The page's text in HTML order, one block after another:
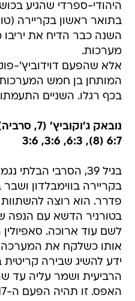
היהודי-ספרדי שהגיע
בתואר ראשון בקריירה
השנה כבר הדיח את
מערכות.
אלא שהפעם דוידוביץ'-
המותחן בן חמש
בכף רגלו. השניים
נובאק
6:7 (8), 6:3, 3:6, 3:6
בקריירה בווימבלדון
פדרר. הוא רוצה
בטורניר הדשא עם הנפה
אותו כשלקח את המערכה
ידע להשיג שבירה
הרביעית ושמר עליה עד